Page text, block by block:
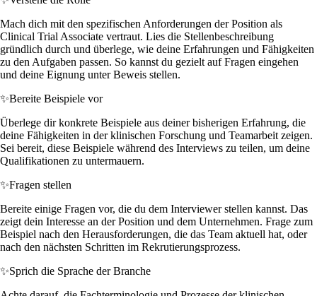
Mach dich mit den spezifischen Anforderungen der Position als
Clinical Trial Associate vertraut. Lies die Stellenbeschreibung
gründlich durch und überlege, wie deine Erfahrungen und Fähigkeiten
zu den Aufgaben passen. So kannst du gezielt auf Fragen eingehen
und deine Eignung unter Beweis stellen.
✨Bereite Beispiele vor
Überlege dir konkrete Beispiele aus deiner bisherigen Erfahrung, die
deine Fähigkeiten in der klinischen Forschung und Teamarbeit zeigen.
Sei bereit, diese Beispiele während des Interviews zu teilen, um deine
Qualifikationen zu untermauern.
✨Fragen stellen
Bereite einige Fragen vor, die du dem Interviewer stellen kannst. Das
zeigt dein Interesse an der Position und dem Unternehmen. Frage zum
Beispiel nach den Herausforderungen, die das Team aktuell hat, oder
nach den nächsten Schritten im Rekrutierungsprozess.
✨Sprich die Sprache der Branche